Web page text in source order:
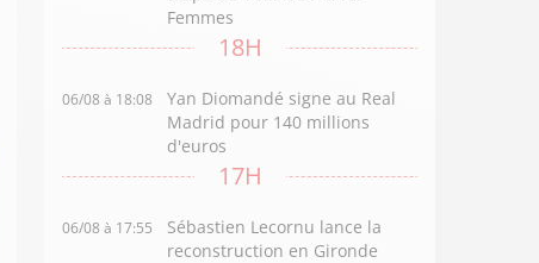
Femmes
18H
06/08 à 18:08
Yan Diomandé signe au Real
Madrid pour 140 millions
d'euros
17H
06/08 à 17:55
Sébastien Lecornu lance la
reconstruction en Gironde